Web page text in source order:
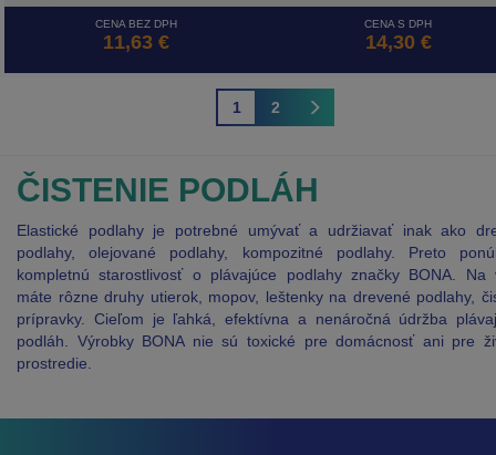
nečistôt.
CENA BEZ DPH
11,63 €
CENA S DPH
14,30 €
1 2
ČISTENIE PODLÁH
Elastické podlahy je potrebné umývať a udržiavať inak ako
podlahy, olejované podlahy, kompozitné podlahy. Preto
kompletnú starostlivosť o plávajúce podlahy značky BONA. Na
máte rôzne druhy utierok, mopov, leštenky na drevené podlahy,
prípravky. Cieľom je ľahká, efektívna a nenáročná údržba
podláh. Výrobky BONA nie sú toxické pre domácnosť ani pre
prostredie.